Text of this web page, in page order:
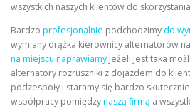
wszystkich naszych klientów do
Bardzo profesjonalnie podchodzimy do
wymiany drążka kierownicy alternatorów
na miejscu naprawiamy jeżeli jest taka
alternatory rozruszniki z dojazdem do
podzespoły i staramy się bardzo
współpracy pomiędzynaszą firmą a